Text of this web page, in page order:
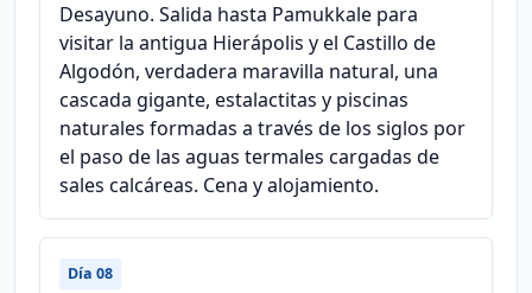
Desayuno. Salida hasta Pamukkale para
visitar la antigua Hierápolis y el Castillo de
Algodón, verdadera maravilla natural, una
cascada gigante, estalactitas y piscinas
naturales formadas a través de los siglos por
el paso de las aguas termales cargadas de
sales calcáreas. Cena y alojamiento.
Día 08